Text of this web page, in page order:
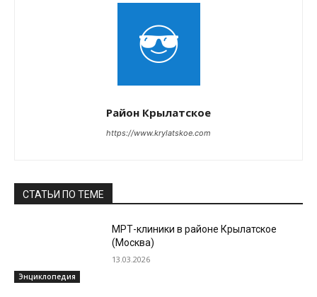
Район Крылатское
https://www.krylatskoe.com
СТАТЬИ ПО ТЕМЕ
Энциклопедия
МРТ-клиники в районе Крылатское
(Москва)
13.03.2026